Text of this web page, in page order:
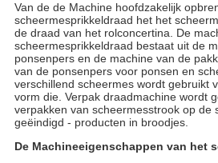
Van de de Machine hoofdzakelijk
scheermesprikkeldraad het het
de draad van het rolconcertina. De
scheermesprikkeldraad bestaat uit de
ponsenpers en de machine van de
van de ponsenpers voor ponsen en
verschillend scheermes wordt gebruikt
vorm die. Verpak draadmachine wordt
verpakken van scheermesstrook op de
geëindigd - producten in broodjes.
De Machineeigenschappen van het